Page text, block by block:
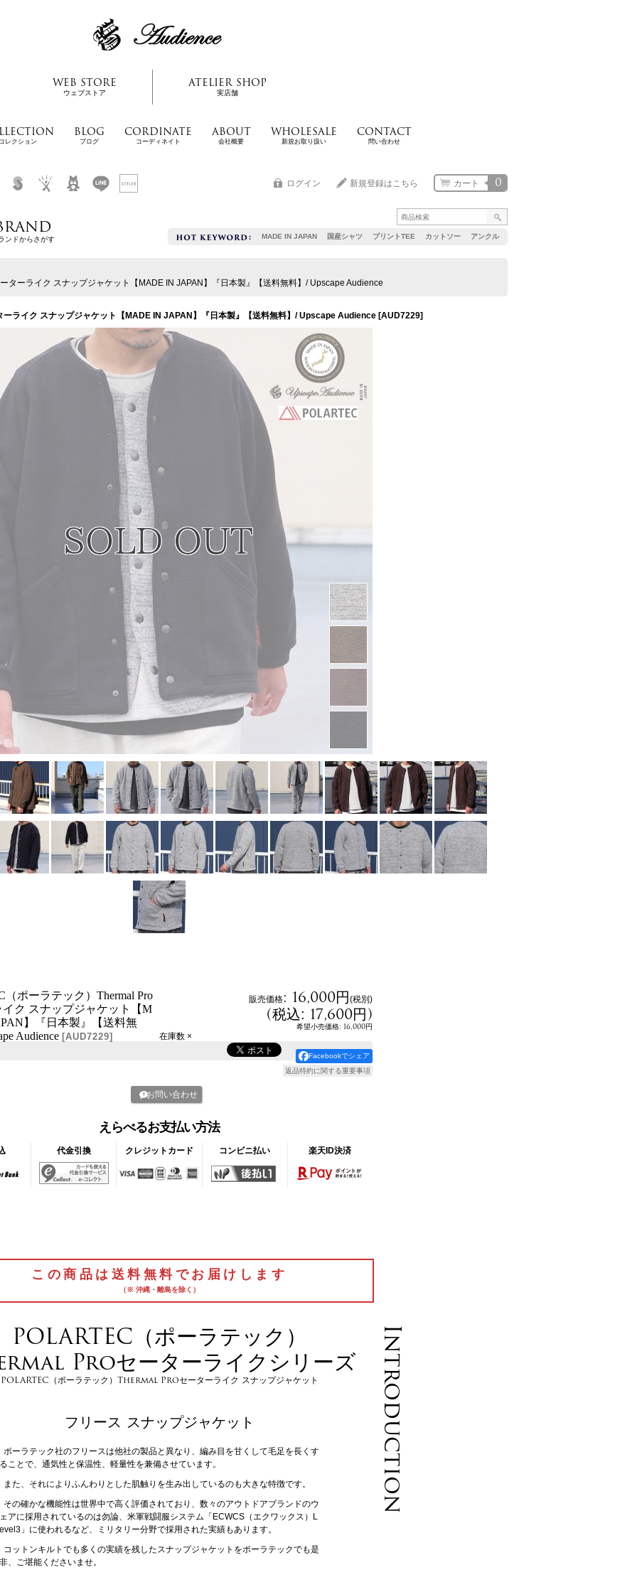
WEB STORE
ウェブストア
ATELIER SHOP
実店舗
レクション
BLOG
ブログ
CORDINATE
コーディネイト
ABOUT
会社概要
WHOLESALE
新規お取り扱い
CONTACT
問い合わせ
MADE IN JAPAN 国産シャツ プリントTEE カットソー アンクル
0
カート
ログイン 新規登録はこちら
ンドからさがす
ターライク スナップジャケット【MADE IN JAPAN】『日本製』【送料無料】/ Upscape Audience
ライク スナップジャケット【MADE IN JAPAN】『日本製』【送料無料】/ Upscape Audience [AUD7229]
（ポーラテック）Thermal Pro
ク スナップジャケット【M
】『日本製』【送料無
Audience [AUD7229]
販売価格: 16,000円(税別)
(税込: 17,600円)
希望小売価格: 16,000円
在庫数 ×
Facebookでシェア
返品特約に関する重要事項
お問い合わせ
えらべるお支払い方法
代金引換 クレジットカード コンビニ払い 楽天ID決済
この商品は送料無料でお届けします
（※ 沖縄・離島を除く）
Introduction
POLARTEC（ポーラテック）
Proセーターライクシリーズ
POLARTEC（ポーラテック）Thermal Proセーターライク スナップジャケット
フリース スナップジャケット
ポーラテック社のフリースは他社の製品と異なり、編み目を甘くして毛足を長くす
ることで、通気性と保温性、軽量性を兼備させています。
また、それによりふんわりとした肌触りを生み出しているのも大きな特徴です。
その確かな機能性は世界中で高く評価されており、数々のアウトドアブランドのウ
ェアに採用されているのは勿論、米軍戦闘服システム「ECWCS（エクワックス）L
evel3」に使われるなど、ミリタリー分野で採用された実績もあります。
コットンキルトでも多くの実績を残したスナップジャケットをポーラテックでも是
非、ご堪能くださいませ。